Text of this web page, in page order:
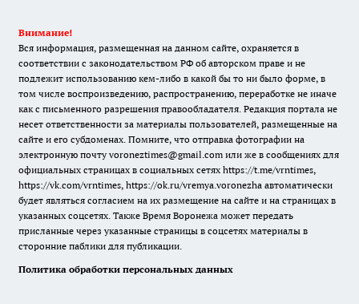
Внимание!
Вся информация, размещенная на данном сайте, охраняется в
соответствии с законодательством РФ об авторском праве и не
подлежит использованию кем-либо в какой бы то ни было форме, в
том числе воспроизведению, распространению, переработке не иначе
как с письменного разрешения правообладателя. Редакция портала не
несет ответственности за материалы пользователей, размещенные на
сайте и его субдоменах. Помните, что отправка фотографии на
электронную почту voroneztimes@gmail.com или же в сообщениях для
официальных страницах в социальных сетях https://t.me/vrntimes,
https://vk.com/vrntimes, https://ok.ru/vremya.voronezha автоматически
будет являться согласием на их размещение на сайте и на страницах в
указанных соцсетях. Также Время Воронежа может передать
присланные через указанные страницы в соцсетях материалы в
сторонние паблики для публикации.
Политика обработки персональных данных